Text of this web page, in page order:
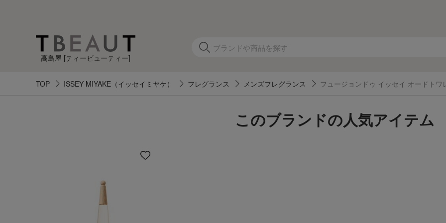
高島屋 [ティービューティー]
TOP ISSEY MIYAKE（イッセイミヤケ） フレグランス メンズフレグランス フュージョンドゥ イッセイ オードトワ
このブランドの人気アイテム